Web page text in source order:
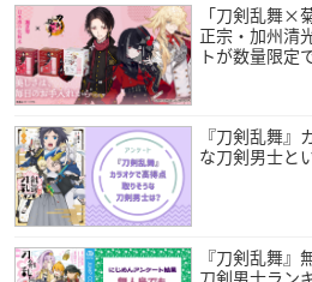
「刀剣乱舞×
正宗・加州清
トが数量限定
『刀剣乱舞』
な刀剣男士と
『刀剣乱舞
刀剣男士ラン